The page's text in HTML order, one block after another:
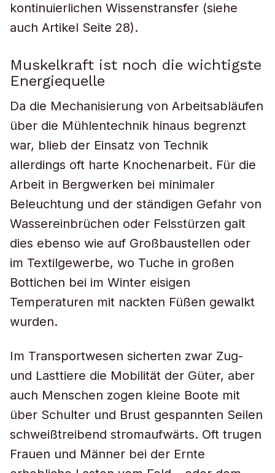
kontinuierlichen Wissenstransfer (siehe
auch Artikel Seite 28).
Muskelkraft ist noch die wichtigste
Energiequelle
Da die Mechanisierung von Arbeitsabläufen
über die Mühlentechnik hinaus begrenzt
war, blieb der Einsatz von Technik
allerdings oft harte Knochenarbeit. Für die
Arbeit in Bergwerken bei minimaler
Beleuchtung und der ständigen Gefahr von
Wassereinbrüchen oder Felsstürzen galt
dies ebenso wie auf Großbaustellen oder
im Textilgewerbe, wo Tuche in großen
Bottichen bei im Winter eisigen
Temperaturen mit nackten Füßen gewalkt
wurden.
Im Transportwesen sicherten zwar Zug-
und Lasttiere die Mobilität der Güter, aber
auch Menschen zogen kleine Boote mit
über Schulter und Brust gespannten Seilen
schweißtreibend stromaufwärts. Oft trugen
Frauen und Männer bei der Ernte